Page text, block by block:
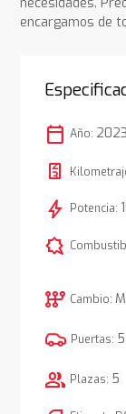
encargamos de
calendar_today Año: 2023
bolt Potencia:
comic_bubble
auto_transmission Cambio:
Puertas: 5
group Plazas: 5